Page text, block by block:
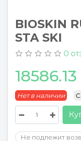
BIOSKIN
STA SKI
0
Нет в наличии
Не подлежит